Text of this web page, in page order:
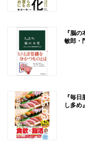
『脳
敏郎・
『毎
し多め